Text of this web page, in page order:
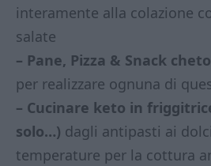
interamente alla colazione
salate
– Pane, Pizza & Snack
per realizzare ognuna di
– Cucinare keto in
solo…) dagli antipasti ai
temperature per la cottura